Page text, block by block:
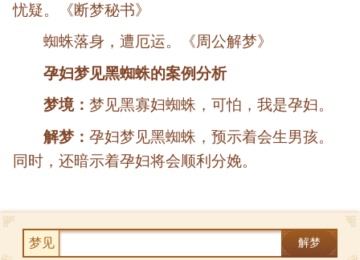
忧疑。《断梦秘书》
蜘蛛落身，遭厄运。《周公解梦》
孕妇梦见黑蜘蛛的案例分析
梦境：梦见黑寡妇蜘蛛，可怕，我是孕妇。
解梦：孕妇梦见黑蜘蛛，预示着会生男孩。
同时，还暗示着孕妇将会顺利分娩。
梦见 解梦